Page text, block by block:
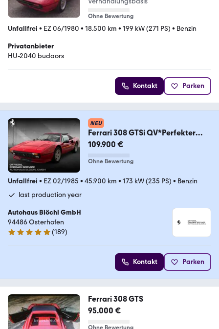
Ohne Bewertung
Unfallfrei • EZ 06/1980 • 18.500 km • 199 kW (271 PS) • Benzin
Privatanbieter
HU-2040 budaors
Kontakt Parken
NEU
Ferrari 308 GTSi QV*Perfekter
Zustand*Historie*Erstlack
109.900 €
Ohne Bewertung
Unfallfrei • EZ 02/1985 • 45.900 km • 173 kW (235 PS) • Benzin
last production year
Autohaus Blöchl GmbH
94486 Osterhofen
4.9 Sterne
(189)
Kontakt Parken
Ferrari 308 GTS
95.000 €
Ohne Bewertung